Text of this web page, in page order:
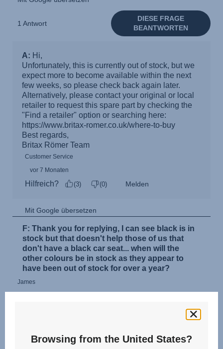
Browsing from the United States?